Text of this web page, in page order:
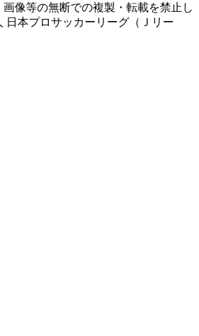
像等の無断での複製・転載を禁止し
日本プロサッカーリーグ（Ｊリー